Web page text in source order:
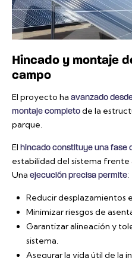
Hincado y montaje
campo
El proyecto ha avanzado
montaje completode la
parque.
El hincado constituye una fase
estabilidad del sistema frente
Una ejecución precisa permite:
Reducir desplazamientos
Minimizar riesgos de
Garantizar alineación y
sistema.
Asegurar la vida útil de la